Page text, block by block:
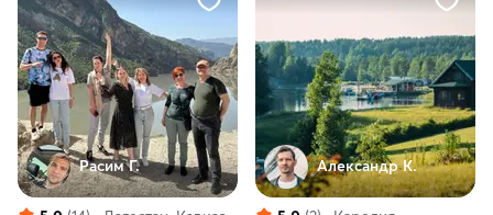
Расим Г. Александр К.